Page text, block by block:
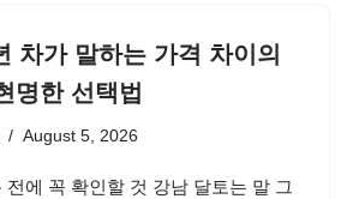
차가 말하는 가격 차이의
명한 선택법
August 5, 2026
전에 꼭 확인할 것 강남 달토는 말 그